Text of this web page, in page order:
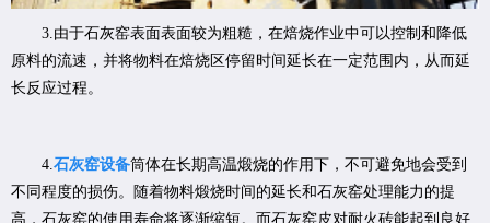
3.由于石灰窑表面表面较为粗糙，在焙烧作业中可以控制和降低
原料的流速，并将物料在焙烧区停留时间延长在一定范围内，从而延
长反应过程。
4.石灰窑设备筒体在长期高温煅烧的作用下，不可避免地会受到
不同程度的损伤。随着物料煅烧时间的延长和石灰窑处理能力的提
高，石灰窑的使用寿命将逐渐缩短。而石灰窑皮对耐火砖能起到良好